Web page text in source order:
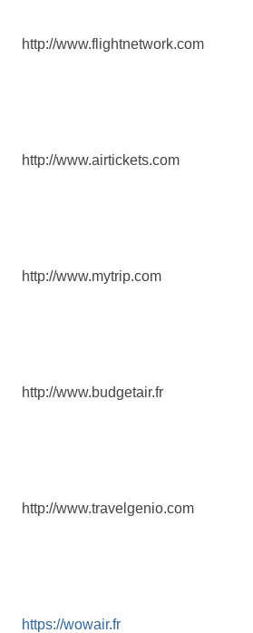
http://www.flightnetwork.com
http://www.airtickets.com
http://www.mytrip.com
http://www.budgetair.fr
http://www.travelgenio.com
https://wowair.fr